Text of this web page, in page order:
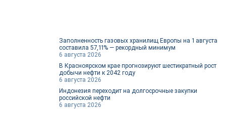
Заполненность газовых хранилищ Европы на 1 августа
составила 57,11% — рекордный минимум
6 августа 2026
В Красноярском крае прогнозируют шестикратный рост
добычи нефти к 2042 году
6 августа 2026
Индонезия переходит на долгосрочные закупки
российской нефти
6 августа 2026